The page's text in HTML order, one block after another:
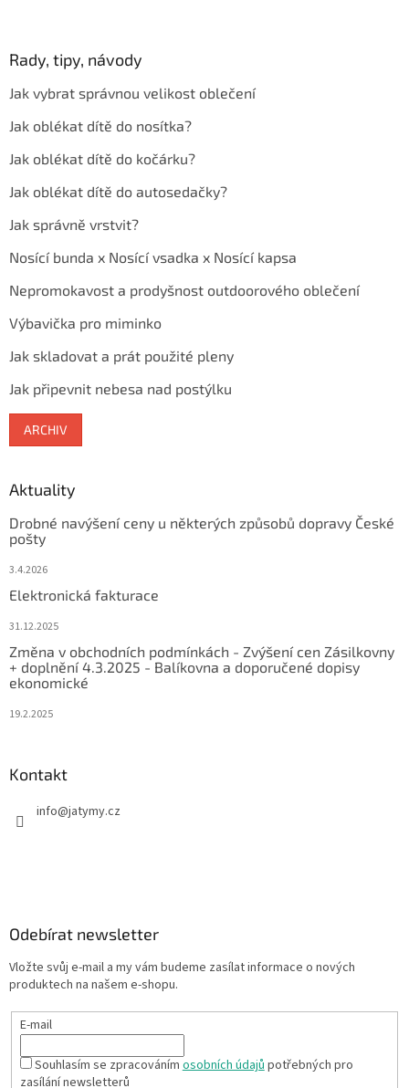
Rady, tipy, návody
Jak vybrat správnou velikost oblečení
Jak oblékat dítě do nosítka?
Jak oblékat dítě do kočárku?
Jak oblékat dítě do autosedačky?
Jak správně vrstvit?
Nosící bunda x Nosící vsadka x Nosící kapsa
Nepromokavost a prodyšnost outdoorového oblečení
Výbavička pro miminko
Jak skladovat a prát použité pleny
Jak připevnit nebesa nad postýlku
ARCHIV
Aktuality
Drobné navýšení ceny u některých způsobů dopravy České
pošty
3.4.2026
Elektronická fakturace
31.12.2025
Změna v obchodních podmínkách - Zvýšení cen Zásilkovny
+ doplnění 4.3.2025 - Balíkovna a doporučené dopisy
ekonomické
19.2.2025
Kontakt
info@jatymy.cz
Odebírat newsletter
Vložte svůj e-mail a my vám budeme zasílat informace o nových
produktech na našem e-shopu.
E-mail
Souhlasím se zpracovánímosobních údajůpotřebných pro
zasílání newsletterů